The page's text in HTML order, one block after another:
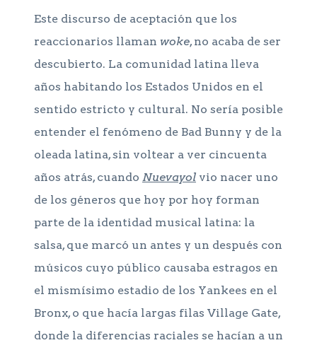
Este discurso de aceptación que los
reaccionarios llaman woke, no acaba de ser
descubierto. La comunidad latina lleva
años habitando los Estados Unidos en el
sentido estricto y cultural. No sería posible
entender el fenómeno de Bad Bunny y de la
oleada latina, sin voltear a ver cincuenta
años atrás, cuando Nuevayol vio nacer uno
de los géneros que hoy por hoy forman
parte de la identidad musical latina: la
salsa, que marcó un antes y un después con
músicos cuyo público causaba estragos en
el mismísimo estadio de los Yankees en el
Bronx, o que hacía largas filas Village Gate,
donde la diferencias raciales se hacían a un